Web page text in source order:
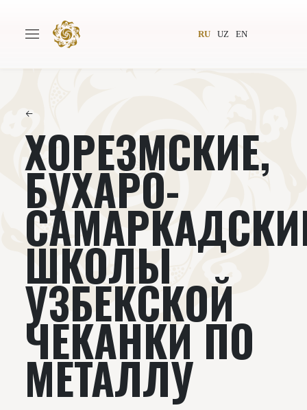
RU UZ EN
Авторы Всемирное общество
Издательство
Проекты Подкасты
Книги Видеолекторий
←
ХОРЕЗМСКИЕ,
БУХАРО-
ШКОЛЫ
УЗБЕКСКОЙ
ЧЕКАНКИ ПО
МЕТАЛЛУ